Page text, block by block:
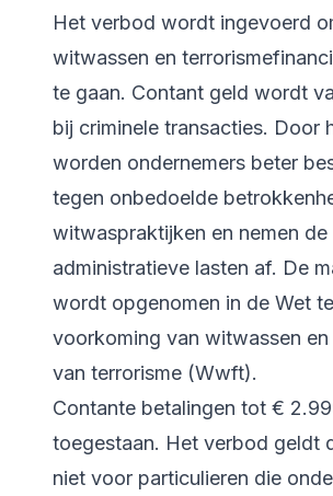
Het verbod wordt ingevoerd
witwassen en
te gaan. Contant geld wordt
bij criminele transacties. Door
worden ondernemers beter
tegen onbedoelde
witwaspraktijken en nemen de
administratieve lasten af. De
wordt opgenomen in de Wet
voorkoming van witwassen en
van terrorisme (Wwft).
Contante betalingen tot €
toegestaan. Het verbod geldt
niet voor particulieren die